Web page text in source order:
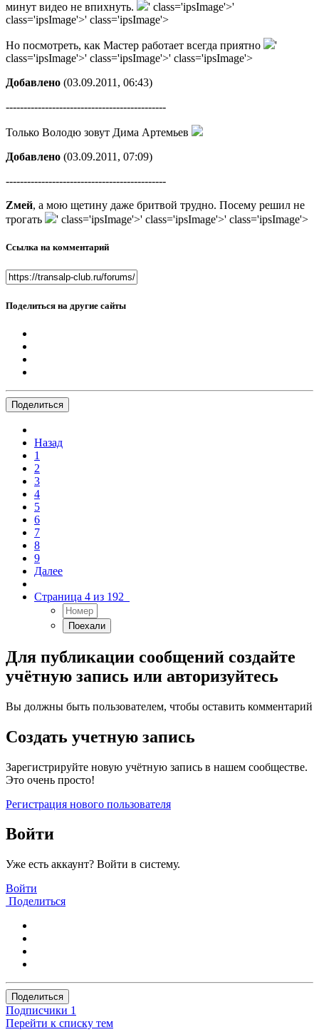
минут видео не впихнуть.
' class='ipsImage'>'
class='ipsImage'>' class='ipsImage'>
Но посмотреть, как Мастер работает всегда приятно
'
class='ipsImage'>' class='ipsImage'>' class='ipsImage'>
Добавлено (03.09.2011, 06:43)
---------------------------------------------
Только Володю зовут Дима Артемьев
Добавлено (03.09.2011, 07:09)
---------------------------------------------
Zмей, а мою щетину даже бритвой трудно. Посему решил не
трогать
' class='ipsImage'>' class='ipsImage'>' class='ipsImage'>
Ссылка на комментарий
Поделиться на другие сайты
Поделиться
Назад
1
2
3
4
5
6
7
8
9
Далее
Страница 4 из 192
Для публикации сообщений создайте
учётную запись или авторизуйтесь
Вы должны быть пользователем, чтобы оставить комментарий
Создать учетную запись
Зарегистрируйте новую учётную запись в нашем сообществе.
Это очень просто!
Регистрация нового пользователя
Войти
Уже есть аккаунт? Войти в систему.
Войти
Поделиться
Поделиться
Подписчики 1
Перейти к списку тем